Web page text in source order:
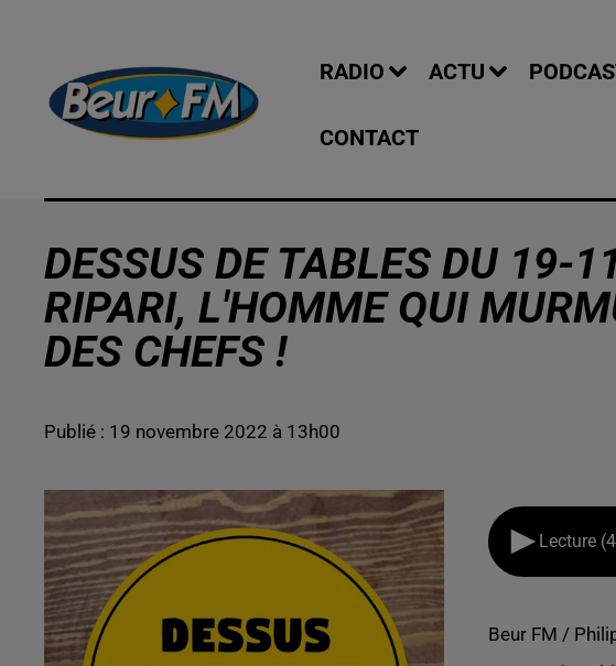
RADIO ACTU
CONTACT
DESSUS DE TABLES DU 19-
RIPARI, L'HOMME QUI
DES CHEFS !
Publié : 19 novembre 2022 à 13h00
Lecture
Beur FM /